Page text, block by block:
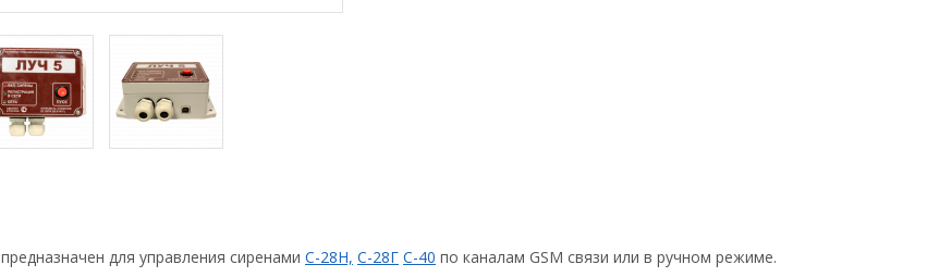
предназначен для управления сиренами С-28Н, С-28Г С-40 по каналам GSM связи или в ручном режиме.